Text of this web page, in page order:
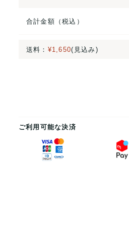
合計金額（税込）
送料： ¥1,650(見込み)
ご利用可能な決済